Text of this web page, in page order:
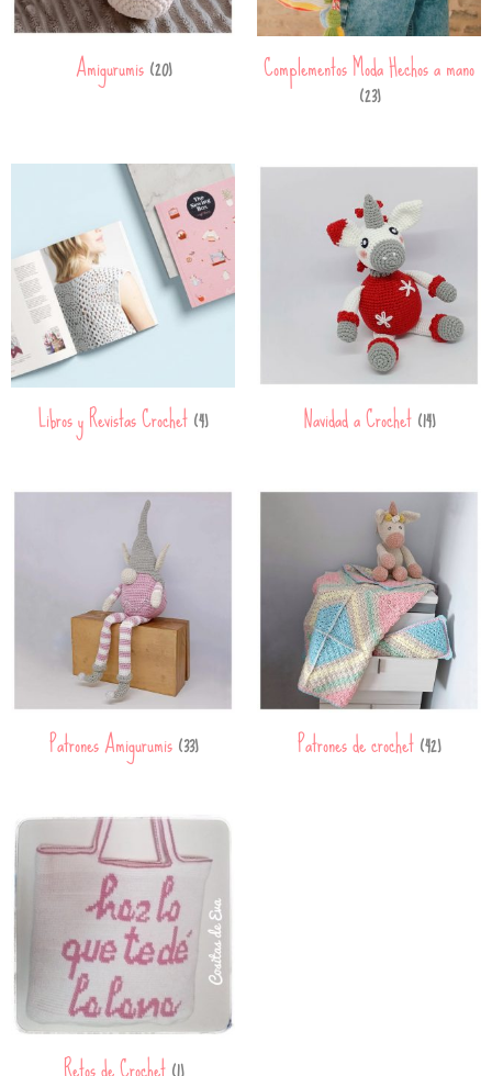
Amigurumis(20) Complementos Moda Hechos a mano
(23)
Libros y Revistas Crochet(4) Navidad a Crochet(14)
Patrones Amigurumis(33) Patrones de crochet(42)